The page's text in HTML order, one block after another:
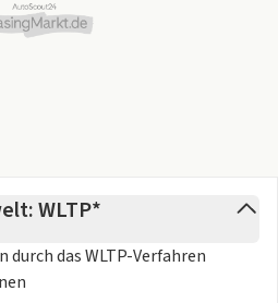
WLTP*
durch dasWLTP-Verfahren